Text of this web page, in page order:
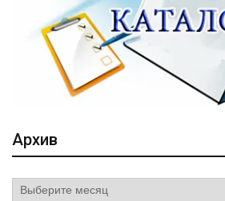
Архив
Архив